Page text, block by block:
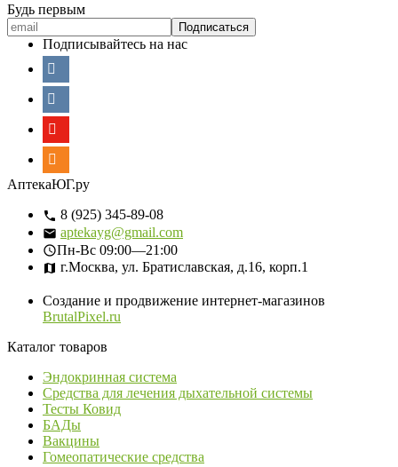
Будь первым
Подписывайтесь на нас
АптекаЮГ.ру
8 (925) 345-89-08
aptekayg@gmail.com
Пн-Вс 09:00—21:00
г.Москва, ул. Братиславская, д.16, корп.1
Создание и продвижение интернет-магазинов
BrutalPixel.ru
Каталог товаров
Эндокринная система
Средства для лечения дыхательной системы
Тесты Ковид
БАДы
Вакцины
Гомеопатические средства